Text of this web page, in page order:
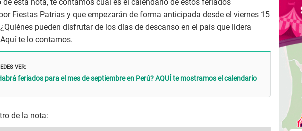
de esta nota, te contamos cuál es el calendario de estos feriados
Fiestas Patrias y que empezarán de forma anticipada desde el viernes 15
pueden disfrutar de los días de descanso en el país que lidera
te lo contamos.
VER:
feriados para el mes de septiembre en Perú? AQUÍ te mostramos el calendario
de la nota: